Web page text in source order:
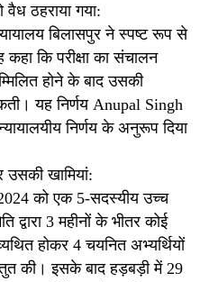
वैध ठहराया गया:
बिलासपुर ने स्पष्ट रूप से
कि परीक्षा का संचालन
होने के बाद उसकी
यह निर्णय Anupal Singh
निर्णय के अनुरूप दिया
खामियां:
को एक 5-सदस्यीय उच्च
द्वारा 3 महीनों के भीतर कोई
होकर 4 चयनित अभ्यर्थियों
की। इसके बाद हड़बड़ी में 29